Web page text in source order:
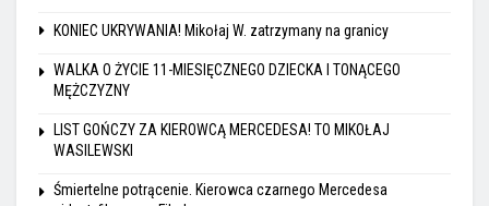
KONIEC UKRYWANIA! Mikołaj W. zatrzymany na granicy
WALKA O ŻYCIE 11-MIESIĘCZNEGO DZIECKA I TONĄCEGO
MĘŻCZYZNY
LIST GOŃCZY ZA KIEROWCĄ MERCEDESA! TO MIKOŁAJ
WASILEWSKI
Śmiertelne potrącenie. Kierowca czarnego Mercedesa